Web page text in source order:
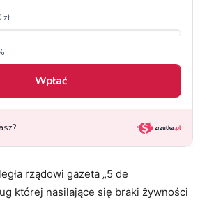
rządowi gazeta „5 de
której nasilające się braki żywności